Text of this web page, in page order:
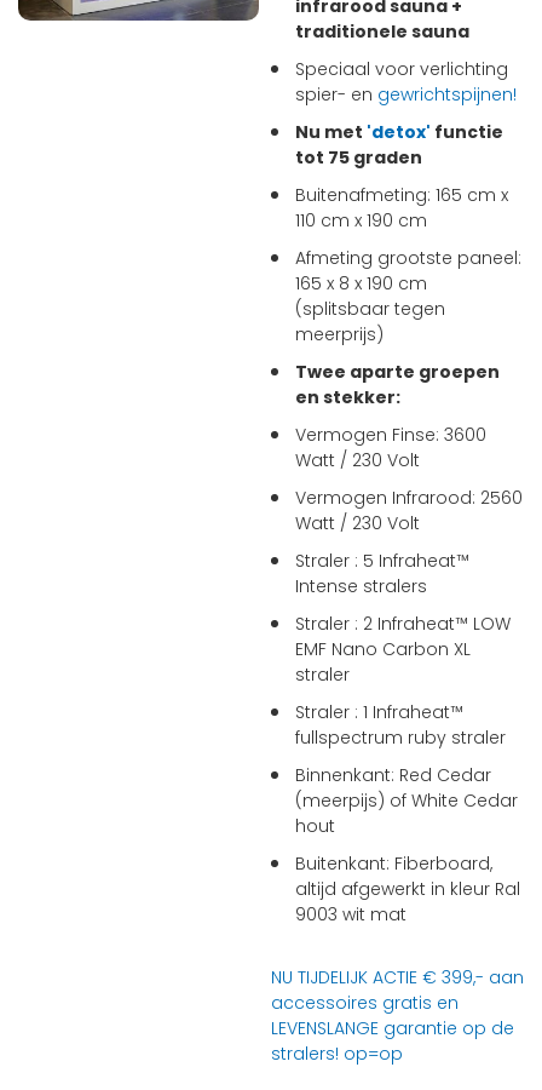
infrarood sauna +
traditionele sauna
Speciaal voor verlichting
spier- en gewrichtspijnen!
Nu met 'detox' functie
tot 75 graden
Buitenafmeting: 165 cm x
110 cm x 190 cm
Afmeting grootste paneel:
165 x 8 x 190 cm
(splitsbaar tegen
meerprijs)
Twee aparte groepen
en stekker:
Vermogen Finse: 3600
Watt / 230 Volt
Vermogen Infrarood: 2560
Watt / 230 Volt
Straler : 5 Infraheat™
Intense stralers
Straler : 2 Infraheat™ LOW
EMF Nano Carbon XL
straler
Straler : 1 Infraheat™
fullspectrum ruby straler
Binnenkant: Red Cedar
(meerpijs) of White Cedar
hout
Buitenkant: Fiberboard,
altijd afgewerkt in kleur Ral
9003 wit mat
NU TIJDELIJK ACTIE € 399,- aan
accessoires gratis en
LEVENSLANGE garantie op de
stralers! op=op